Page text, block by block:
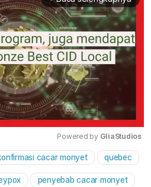
Mute
Powered by GliaStudios
cacar monyet quebec
penyebab cacar monyet